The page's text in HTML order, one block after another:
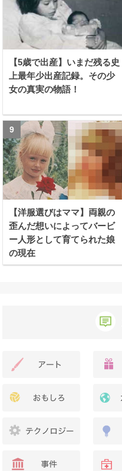
【5歳で出産】いまだ残る史
上最年少出産記録。その少
女の真実の物語！
【洋服選びはママ】両親の
歪んだ想いによってバービ
ー人形として育てられた娘
の現在